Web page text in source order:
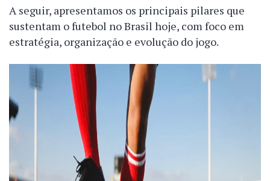
A seguir, apresentamos os principais pilares que
sustentam o futebol no Brasil hoje, com foco em
estratégia, organização e evolução do jogo.